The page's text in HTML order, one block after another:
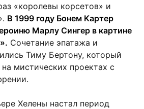
«королевы корсетов» и
В 1999 году Бонем Картер
Марлу Сингер в картине
Сочетание эпатажа и
Тиму Бертону, который
мистических проектах с
Хелены настал период